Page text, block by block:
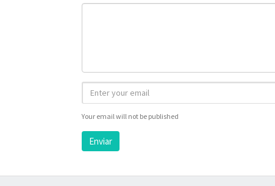
Your email will not be published
Enviar